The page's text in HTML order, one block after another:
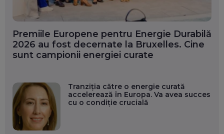
Premiile Europene pentru Energie Durabilă
2026 au fost decernate la Bruxelles. Cine
sunt campionii energiei curate
Tranziția către o energie curată
accelerează în Europa. Va avea succes
cu o condiție crucială